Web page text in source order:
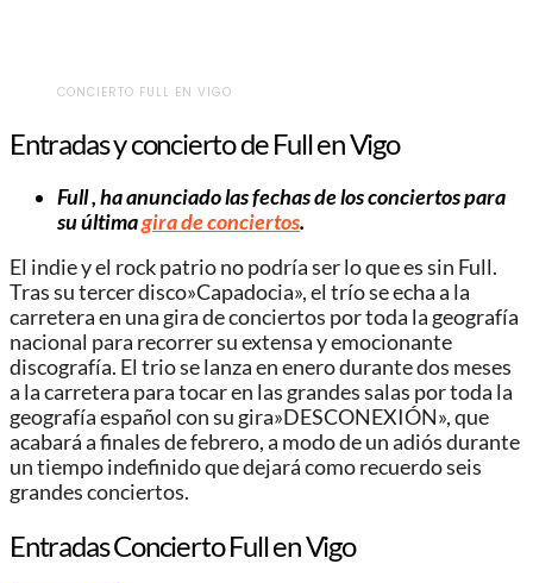
CONCIERTO FULL EN VIGO
Entradas y concierto de Full en Vigo
Full , ha anunciado las fechas de los conciertos para
su últimagira de conciertos.
El indie y el rock patrio no podría ser lo que es sin Full.
Tras su tercer disco»Capadocia», el trío se echa a la
carretera en una gira de conciertos por toda la geografía
nacional para recorrer su extensa y emocionante
discografía. El trio se lanza en enero durante dos meses
a la carretera para tocar en las grandes salas por toda la
geografía español con su gira»DESCONEXIÓN», que
acabará a finales de febrero, a modo de un adiós durante
un tiempo indefinido que dejará como recuerdo seis
grandes conciertos.
Entradas Concierto Full en Vigo